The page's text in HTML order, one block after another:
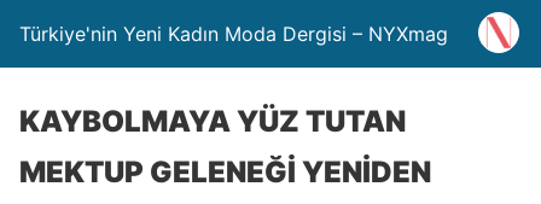
Türkiye'nin Yeni Kadın Moda Dergisi – NYXmag
KAYBOLMAYA YÜZ TUTAN
MEKTUP GELENEĞİ YENİDEN